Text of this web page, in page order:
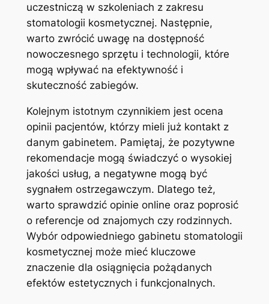
uczestniczą w szkoleniach​ z zakresu
stomatologii kosmetycznej. Następnie,
warto zwrócić uwagę na⁢ dostępność
nowoczesnego sprzętu ⁣i technologii, które
‍mogą wpływać‍ na efektywność i
skuteczność zabiegów.
Kolejnym istotnym czynnikiem jest‌ ocena‌
opinii pacjentów, którzy mieli już ⁢kontakt z
danym gabinetem. Pamiętaj,‌ że pozytywne‌
rekomendacje mogą świadczyć o wysokiej
jakości usług, a negatywne mogą‍ być
⁣sygnałem ostrzegawczym. Dlatego też,
warto‌ sprawdzić opinie online oraz poprosić
o referencje od znajomych czy ‍rodzinnych.
Wybór odpowiedniego gabinetu stomatologii
kosmetycznej może mieć kluczowe
znaczenie dla osiągnięcia ⁤pożądanych⁢
efektów estetycznych i funkcjonalnych.